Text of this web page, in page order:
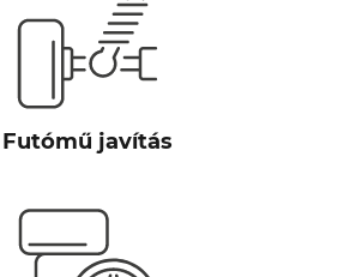
Futómű javítás